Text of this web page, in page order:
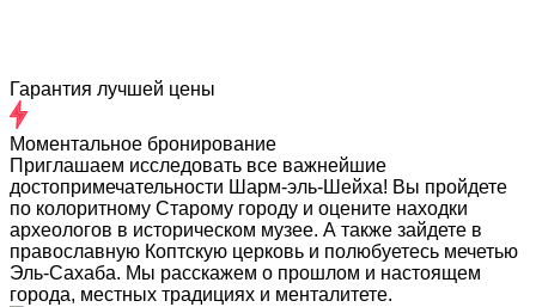
Гарантия лучшей цены
Моментальное бронирование
Приглашаем исследовать все важнейшие
достопримечательности Шарм-эль-Шейха! Вы пройдете
по колоритному Старому городу и оцените находки
археологов в историческом музее. А также зайдете в
православную Коптскую церковь и полюбуетесь мечетью
Эль-Сахаба. Мы расскажем о прошлом и настоящем
города, местных традициях и менталитете.